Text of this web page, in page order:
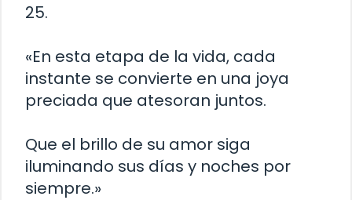
25.
«En esta etapa de la vida, cada
instante se convierte en una joya
preciada que atesoran juntos.
Que el brillo de su amor siga
iluminando sus días y noches por
siempre.»